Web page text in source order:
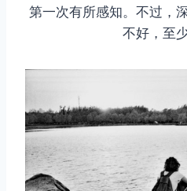
第一次有所感知。不过，
不好，至